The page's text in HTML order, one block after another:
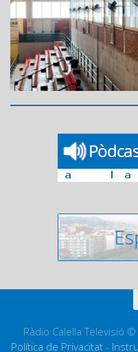
Ràdio Calella Televisió
Política de Privacitat -